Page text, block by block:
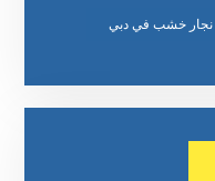
‏نجار خشب في دبي